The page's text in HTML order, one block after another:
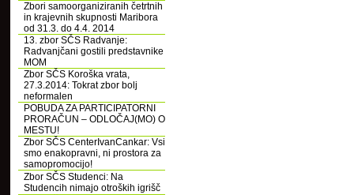
Zbori samoorganiziranih četrtnih
in krajevnih skupnosti Maribora
od 31.3. do 4.4. 2014
13. zbor SČS Radvanje:
Radvanjčani gostili predstavnike
MOM
Zbor SČS Koroška vrata,
27.3.2014: Tokrat zbor bolj
neformalen
POBUDA ZA PARTICIPATORNI
PRORAČUN – ODLOČAJ(MO) O
MESTU!
Zbor SČS CenterIvanCankar: Vsi
smo enakopravni, ni prostora za
samopromocijo!
Zbor SČS Studenci: Na
Studencih nimajo otroških igrišč